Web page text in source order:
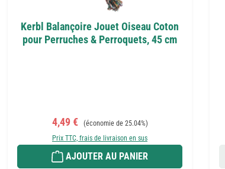
Kerbl Balançoire Jouet Oiseau Coton
pour Perruches & Perroquets, 45 cm
Prix de vente :
4,49 € Prix régulier :
(économie de 25.04%)
Prix TTC, frais de livraison en sus
AJOUTER AU PANIER